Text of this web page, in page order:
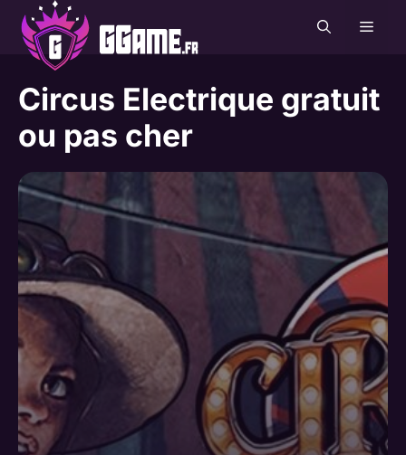
Aller
contenu
Circus Electrique gratuit
ou pas cher